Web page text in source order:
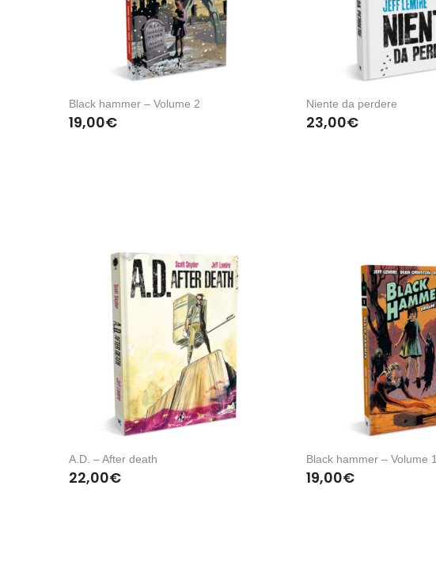
Black hammer – Volume 2
19,00€
Niente da perdere
23,00€
A.D. – After death
22,00€
Black hammer – Volume 1
19,00€